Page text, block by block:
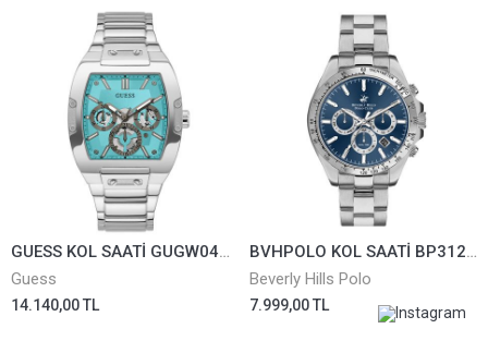
GUESS KOL SAATİ GUGW0456G4
Guess
14.140,00 TL
BVHPOLO KOL SAATİ BP3127X.390
Beverly Hills Polo
7.999,00 TL